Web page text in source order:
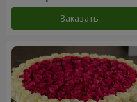
Заказать